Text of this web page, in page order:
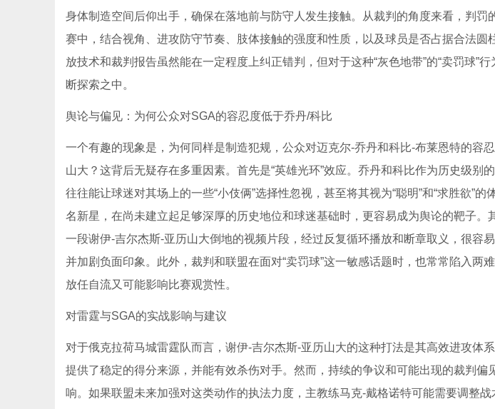
身体制造空间后仰出手，确保在落地前与防守人发生接触。从裁判的角度来看，判罚
赛中，结合视角、进攻防守节奏、肢体接触的强度和性质，以及球员是否占据合法圆
放技术和裁判报告虽然能在一定程度上纠正错判，但对于这种“灰色地带”的“卖罚球”
断探索之中。
舆论与偏见：为何公众对SGA的容忍度低于乔丹/科比
一个有趣的现象是，为何同样是制造犯规，公众对迈克尔-乔丹和科比-布莱恩特的容
山大？这背后无疑存在多重因素。首先是“英雄光环”效应。乔丹和科比作为历史级别
往往能让球迷对其场上的一些“小伎俩”选择性忽视，甚至将其视为“聪明”和“求胜欲”
名新星，在尚未建立起足够深厚的历史地位和球迷基础时，更容易成为舆论的靶子。
一段谢伊-吉尔杰斯-亚历山大倒地的视频片段，经过反复循环播放和断章取义，很容
并加剧负面印象。此外，裁判和联盟在面对“卖罚球”这一敏感话题时，也常常陷入两
放任自流又可能影响比赛观赏性。
对雷霆与SGA的实战影响与建议
对于俄克拉荷马城雷霆队而言，谢伊-吉尔杰斯-亚历山大的这种打法是其高效进攻体
提供了稳定的得分来源，并能有效杀伤对手。然而，持续的争议和可能出现的裁判偏
响。如果联盟未来加强对这类动作的执法力度，主教练马克-戴格诺特可能需要调整